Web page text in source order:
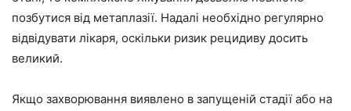
позбутися від метаплазії. Надалі необхідно регулярно
відвідувати лікаря, оскільки ризик рецидиву досить
великий.
Якщо захворювання виявлено в запущеній стадії або на